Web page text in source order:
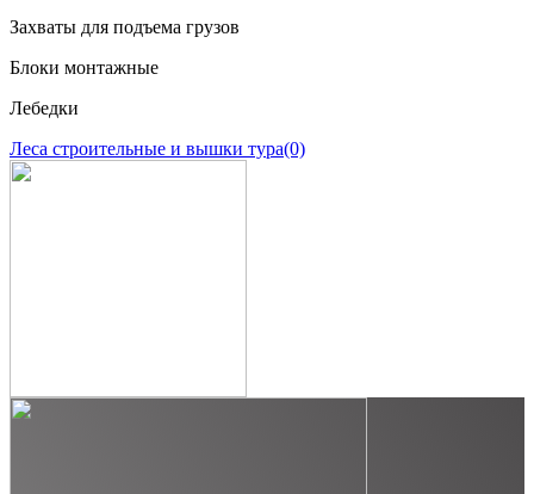
Захваты для подъема грузов
Блоки монтажные
Лебедки
Леса строительные и вышки тура(0)